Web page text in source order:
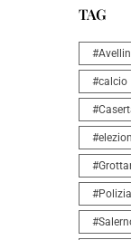
TAG
#calcio